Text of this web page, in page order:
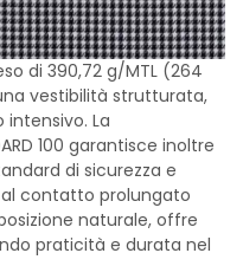
di 390,72 g/MTL (264
vestibilità strutturata,
La
100 garantisce inoltre
di sicurezza e
contatto prolungato
naturale, offre
praticità e durata nel